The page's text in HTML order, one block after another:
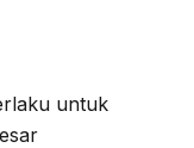
untuk